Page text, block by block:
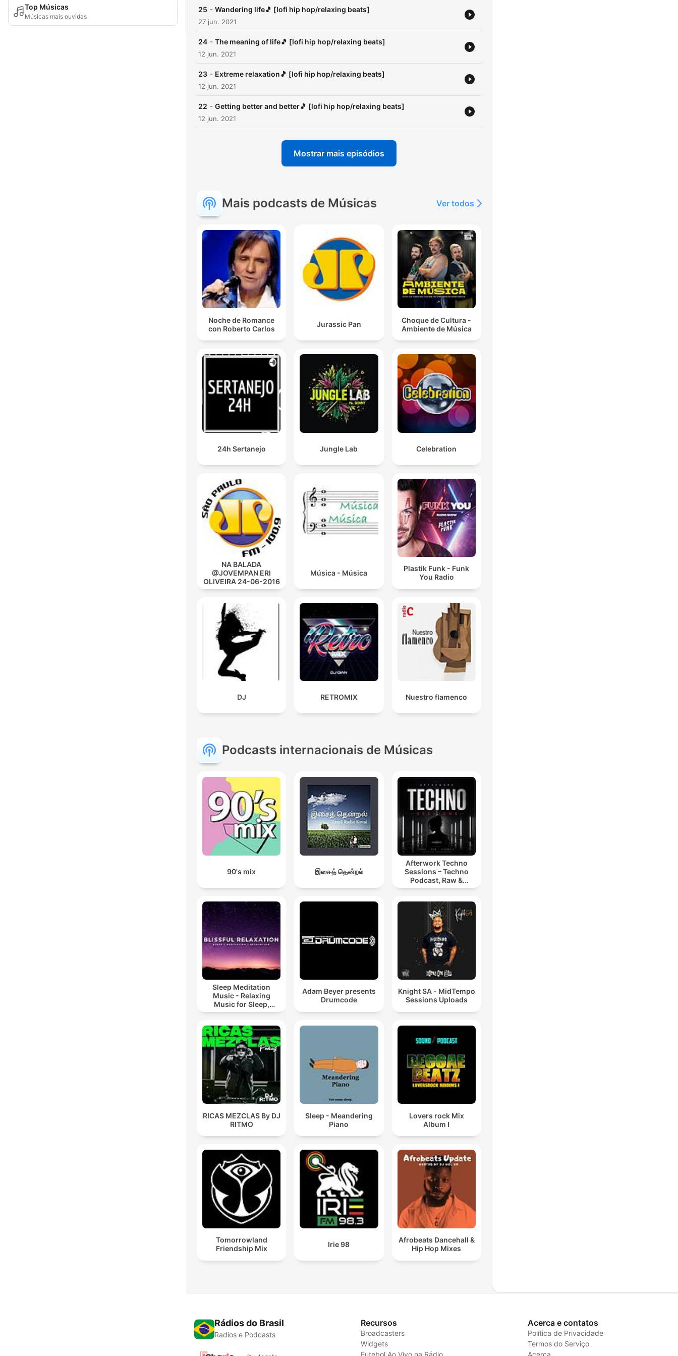
Top Músicas
Músicas mais ouvidas
simply to relax and enjoy..Lofi
25 - Wandering life🎵 [lofi hip hop/relaxing beats]
27 jun. 2021
24 - The meaning of life🎵 [lofi hip hop/relaxing beats]
12 jun. 2021
23 - Extreme relaxation🎵 [lofi hip hop/relaxing beats]
12 jun. 2021
22 - Getting better and better🎵 [lofi hip hop/relaxing beats]
12 jun. 2021
Mostrar mais episódios
Mais podcasts de Músicas Ver todos
Noche de Romance
con Roberto Carlos
Jurassic Pan
Choque de Cultura -
Ambiente de Música
24h Sertanejo Jungle Lab Celebration
NA BALADA
@JOVEMPAN ERI
OLIVEIRA 24-06-2016
Música - Música
Plastik Funk - Funk
You Radio
DJ RETROMIX Nuestro flamenco
Podcasts internacionais de Músicas
90's mix இசைத் தென்றல்
Afterwork Techno
Sessions – Techno
Podcast, Raw &
Hypnotic Techno
Sleep Meditation
Music - Relaxing
Music for Sleep,
Meditation &
Adam Beyer presents
Drumcode
Knight SA - MidTempo
Sessions Uploads
RICAS MEZCLAS By DJ
RITMO
Sleep - Meandering
Piano
Lovers rock Mix
Album I
Tomorrowland
Friendship Mix
Irie 98
Afrobeats Dancehall &
Hip Hop Mixes
Rádios do Brasil
Radios e Podcasts
Recursos
Broadcasters
Widgets
Futebol Ao Vivo na Rádio
Acerca e contatos
Política de Privacidade
Termos do Serviço
Acerca